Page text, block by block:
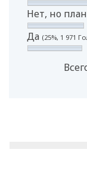
Нет, но
Да (25%, 1 971